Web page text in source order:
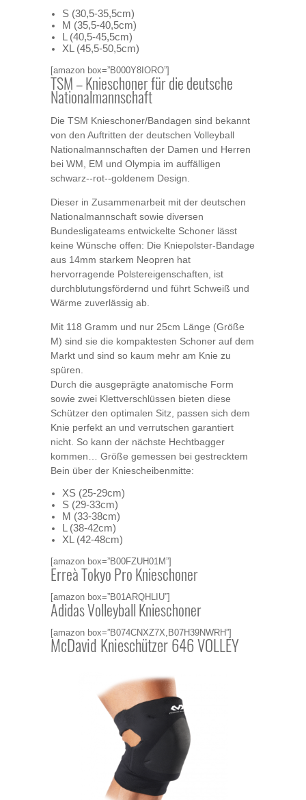
S (30,5-35,5cm)
M (35,5-40,5cm)
L (40,5-45,5cm)
XL (45,5-50,5cm)
[amazon box=”B000Y8IORO”]
TSM – Knieschoner für die deutsche
Nationalmannschaft
Die TSM Knieschoner/Bandagen sind bekannt
von den Auftritten der deutschen Volleyball
Nationalmannschaften der Damen und Herren
bei WM, EM und Olympia im auffälligen
schwarz-­‐rot-­‐goldenem Design.
Dieser in Zusammenarbeit mit der deutschen
Nationalmannschaft sowie diversen
Bundesligateams entwickelte Schoner lässt
keine Wünsche offen: Die Kniepolster-Bandage
aus 14mm starkem Neopren hat
hervorragende Polstereigenschaften, ist
durchblutungsfördernd und führt Schweiß und
Wärme zuverlässig ab.
Mit 118 Gramm und nur 25cm Länge (Größe
M) sind sie die kompaktesten Schoner auf dem
Markt und sind so kaum mehr am Knie zu
spüren.
Durch die ausgeprägte anatomische Form
sowie zwei Klettverschlüssen bieten diese
Schützer den optimalen Sitz, passen sich dem
Knie perfekt an und verrutschen garantiert
nicht. So kann der nächste Hechtbagger
kommen… Größe gemessen bei gestrecktem
Bein über der Kniescheibenmitte:
XS (25-29cm)
S (29-33cm)
M (33-38cm)
L (38-42cm)
XL (42-48cm)
[amazon box=”B00FZUH01M”]
Erreà Tokyo Pro Knieschoner
[amazon box=”B01ARQHLIU”]
Adidas Volleyball Knieschoner
[amazon box=”B074CNXZ7X,B07H39NWRH”]
McDavid Knieschützer 646 VOLLEY